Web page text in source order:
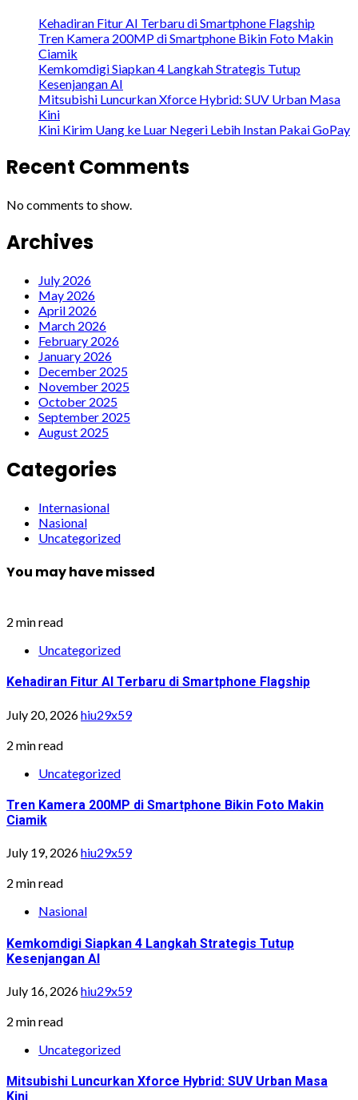
Kehadiran Fitur AI Terbaru di Smartphone Flagship
Tren Kamera 200MP di Smartphone Bikin Foto Makin
Ciamik
Kemkomdigi Siapkan 4 Langkah Strategis Tutup
Kesenjangan AI
Mitsubishi Luncurkan Xforce Hybrid: SUV Urban Masa
Kini
Kini Kirim Uang ke Luar Negeri Lebih Instan Pakai GoPay
Recent Comments
No comments to show.
Archives
July 2026
May 2026
April 2026
March 2026
February 2026
January 2026
December 2025
November 2025
October 2025
September 2025
August 2025
Categories
Internasional
Nasional
Uncategorized
You may have missed
2 min read
Uncategorized
Kehadiran Fitur AI Terbaru di Smartphone Flagship
July 20, 2026hiu29x59
2 min read
Uncategorized
Tren Kamera 200MP di Smartphone Bikin Foto Makin
Ciamik
July 19, 2026hiu29x59
2 min read
Nasional
Kemkomdigi Siapkan 4 Langkah Strategis Tutup
Kesenjangan AI
July 16, 2026hiu29x59
2 min read
Uncategorized
Mitsubishi Luncurkan Xforce Hybrid: SUV Urban Masa
Kini